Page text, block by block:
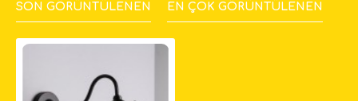
SON GÖRÜNTÜLENEN EN ÇOK GÖRÜNTÜLENEN